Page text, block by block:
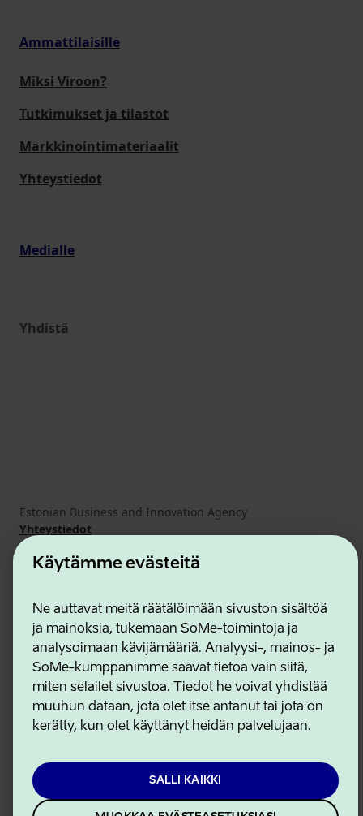
Käytämme evästeitä
Ne auttavat meitä räätälöimään sivuston sisältöä
ja mainoksia, tukemaan SoMe-toimintoja ja
analysoimaan kävijämääriä. Analyysi-, mainos- ja
SoMe-kumppanimme saavat tietoa vain siitä,
miten selailet sivustoa. Tiedot he voivat yhdistää
muuhun dataan, jota olet itse antanut tai jota on
kerätty, kun olet käyttänyt heidän palvelujaan.
SALLI KAIKKI
Ammattilaisille
Miksi Viroon?
Tutkimukset ja tilastot
Markkinointimateriaalit
Yhteystiedot
Medialle
Yhdistä
Estonian Business and Innovation Agency
Yhteystiedot
Yhteistyökumppanit
Käyttöehdot